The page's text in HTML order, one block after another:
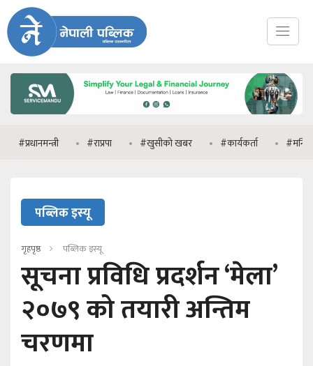
#राप्रपा #खुसीको खबर #कार्यकर्ता #मनिष झा
पब्लिक इस्यू
गृहपृष्ठ पब्लिक इस्यू
सूचना प्रविधि प्रदर्शन ‘मेला’
२०७९ को तयारी अन्तिम
चरणमा